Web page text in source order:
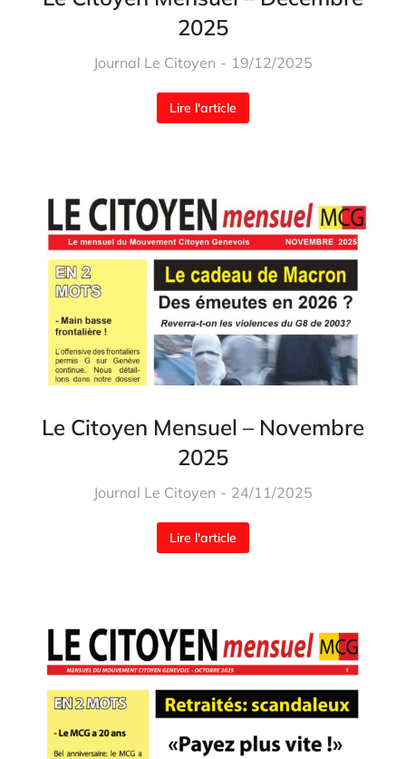
2025
Journal Le Citoyen 19/12/2025
Lire l'article
Le Citoyen Mensuel – Novembre
2025
Journal Le Citoyen 24/11/2025
Lire l'article